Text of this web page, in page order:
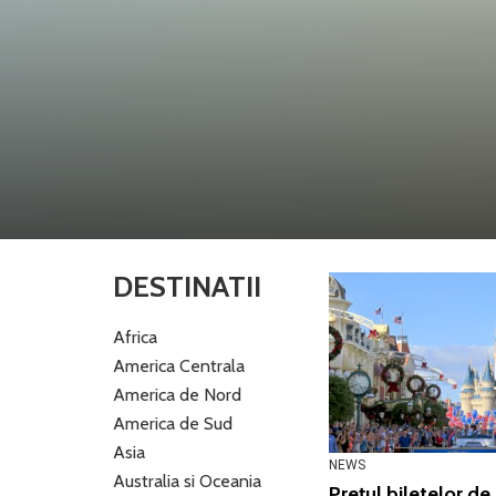
DESTINATII
Africa
America Centrala
America de Nord
America de Sud
Asia
Australia si Oceania
NEWS